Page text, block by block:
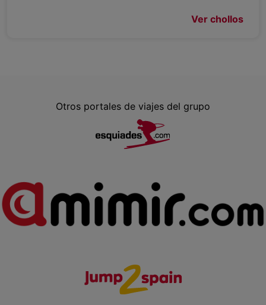
Ver chollos
Otros portales de viajes del grupo